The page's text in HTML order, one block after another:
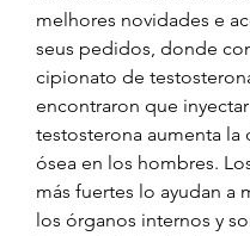
melhores novidades e
seus pedidos, donde
cipionato de
encontraron que inyectar
testosterona aumenta la
ósea en los hombres.
más fuertes lo ayudan a
los órganos internos y